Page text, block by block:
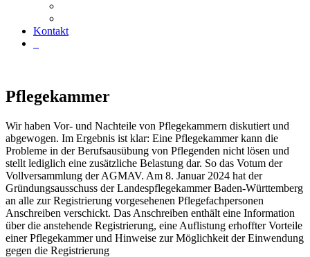
Kontakt
Pflegekammer
Wir haben Vor- und Nachteile von Pflegekammern diskutiert und
abgewogen. Im Ergebnis ist klar: Eine Pflegekammer kann die
Probleme in der Berufsausübung von Pflegenden nicht lösen und
stellt lediglich eine zusätzliche Belastung dar. So das Votum der
Vollversammlung der AGMAV. Am 8. Januar 2024 hat der
Gründungsausschuss der Landespflegekammer Baden-Württemberg
an alle zur Registrierung vorgesehenen Pflegefachpersonen
Anschreiben verschickt. Das Anschreiben enthält eine Information
über die anstehende Registrierung, eine Auflistung erhoffter Vorteile
einer Pflegekammer und Hinweise zur Möglichkeit der Einwendung
gegen die Registrierung